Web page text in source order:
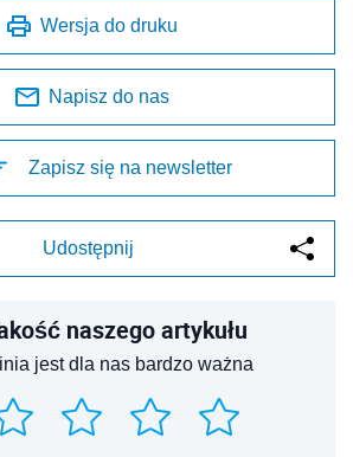
Wersja do druku
Napisz do nas
Zapisz się na newsletter
Udostępnij
naszego artykułu
jest dla nas bardzo ważna